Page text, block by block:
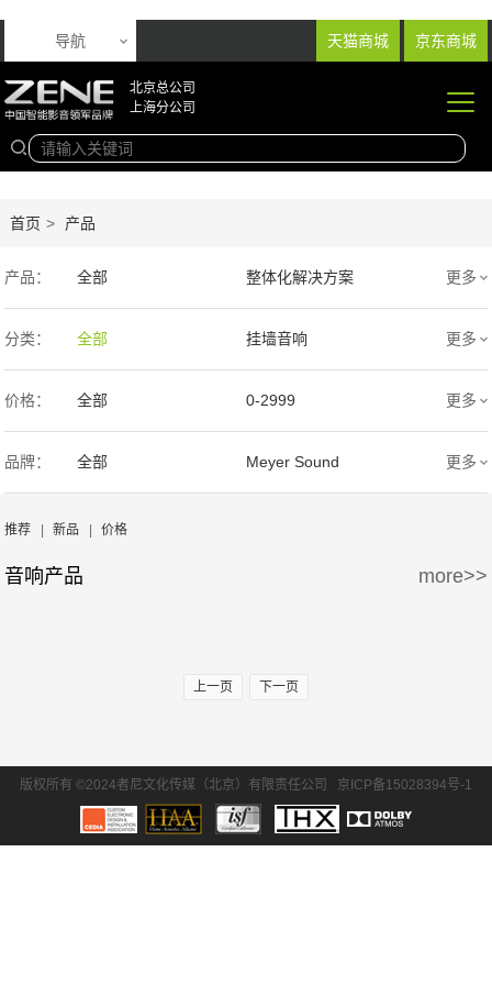
天猫商城 京东商城
导航
北京总公司
上海分公司
首页 > 产品
产品： 全部 整体化解决方案
音响产品 投影产品
专业扩声音箱 幕布产品
声学产品 智能产品
周边产品
更多
分类： 全部 挂墙音响
入墙音响 低音炮
更多
价格： 全部 0-2999
3000-9999 1万-5万
5万-15万
30万-50万
更多
品牌： 全部 Meyer Sound
Wisdom
waterfall/飞瀑
更多
推荐 | 新品 | 价格
音响产品 more>>
上一页 下一页
版权所有 ©2024者尼文化传媒（北京）有限责任公司 京ICP备15028394号-1